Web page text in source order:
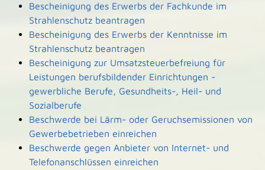
Bescheinigung des Erwerbs der Fachkunde im
Strahlenschutz beantragen
Bescheinigung des Erwerbs der Kenntnisse im
Strahlenschutz beantragen
Bescheinigung zur Umsatzsteuerbefreiung für
Leistungen berufsbildender Einrichtungen -
gewerbliche Berufe, Gesundheits-, Heil- und
Sozialberufe
Beschwerde bei Lärm- oder Geruchsemissionen von
Gewerbebetrieben einreichen
Beschwerde gegen Anbieter von Internet- und
Telefonanschlüssen einreichen